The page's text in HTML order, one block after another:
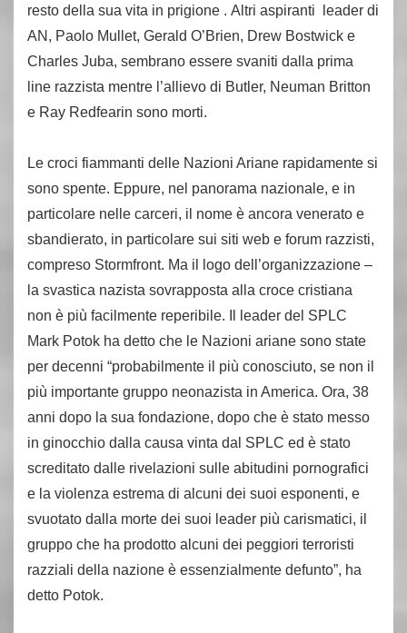
resto della sua vita in prigione . Altri aspiranti leader di
AN, Paolo Mullet, Gerald O’Brien, Drew Bostwick e
Charles Juba, sembrano essere svaniti dalla prima
line razzista mentre l’allievo di Butler, Neuman Britton
e Ray Redfearin sono morti.
Le croci fiammanti delle Nazioni Ariane rapidamente si
sono spente. Eppure, nel panorama nazionale, e in
particolare nelle carceri, il nome ​​è ancora venerato e
sbandierato, in particolare sui siti web e forum razzisti,
compreso Stormfront. Ma il logo dell’organizzazione –
la svastica nazista sovrapposta alla croce cristiana
non è più facilmente reperibile. Il leader del SPLC
Mark Potok ha detto che le Nazioni ariane sono state
per decenni “probabilmente il più conosciuto, se non il
più importante gruppo neonazista in America. Ora, 38
anni dopo la sua fondazione, dopo che è stato messo
in ginocchio dalla causa vinta dal SPLC ed è stato
screditato dalle rivelazioni sulle abitudini pornografici
e la violenza estrema di alcuni dei suoi esponenti, e
svuotato dalla morte dei suoi leader più carismatici, il
gruppo che ha prodotto alcuni dei peggiori terroristi
razziali della nazione è essenzialmente defunto”, ha
detto Potok.